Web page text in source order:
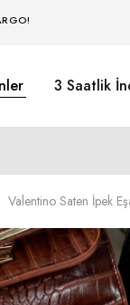
3 Saatlik
Valentino Saten İpek